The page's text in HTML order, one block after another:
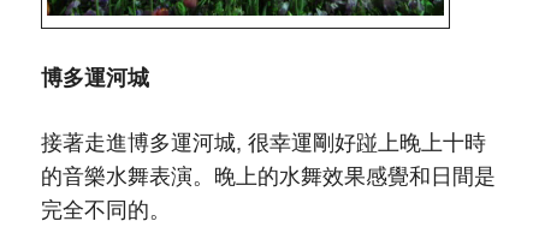
博多運河城
接著走進博多運河城, 很幸運剛好踫上晚上十時
的音樂水舞表演。晚上的水舞效果感覺和日間是
完全不同的。